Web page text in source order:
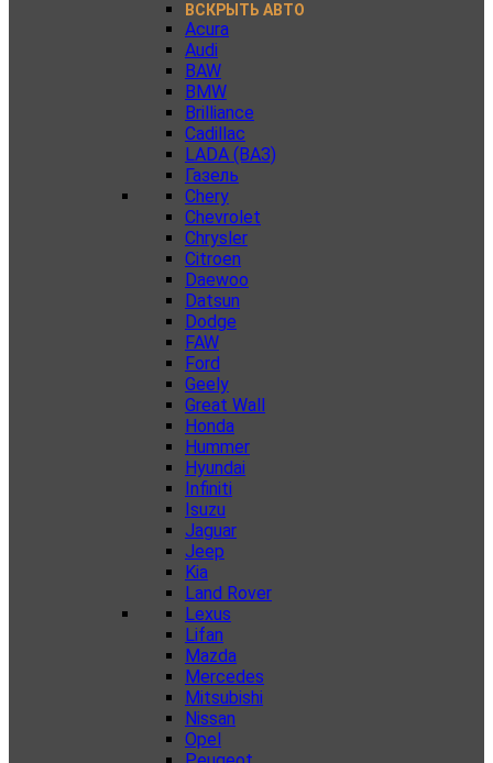
ВСКРЫТЬ АВТО
Acura
Audi
BAW
BMW
Brilliance
Cadillac
LADA (ВАЗ)
Газель
Chery
Chevrolet
Chrysler
Citroen
Daewoo
Datsun
Dodge
FAW
Ford
Geely
Great Wall
Honda
Hummer
Hyundai
Infiniti
Isuzu
Jaguar
Jeep
Kia
Land Rover
Lexus
Lifan
Mazda
Mercedes
Mitsubishi
Nissan
Opel